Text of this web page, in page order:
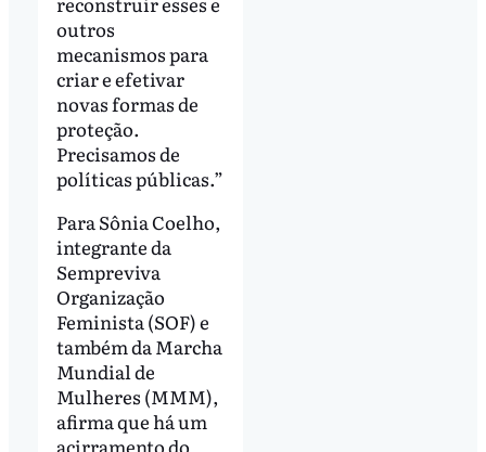
outros
mecanismos para
criar e efetivar
novas formas de
proteção.
Precisamos de
políticas públicas.”
Para Sônia Coelho,
integrante da
Sempreviva
Organização
Feminista (SOF) e
também da Marcha
Mundial de
Mulheres (MMM),
afirma que há um
acirramento do